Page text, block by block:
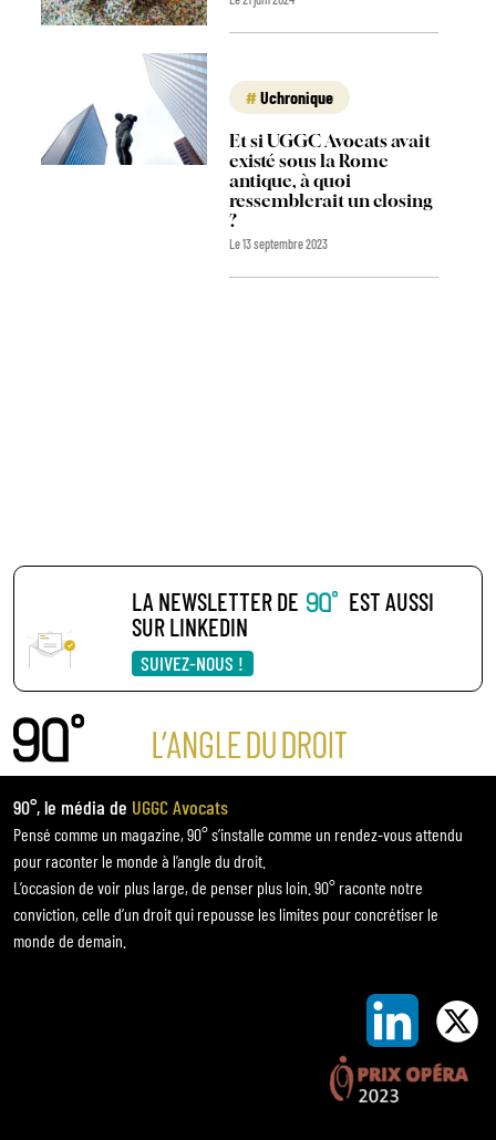
Uchronique
Et si UGGC Avocats avait
existé sous la Rome
antique, à quoi
ressemblerait un closing
?
Le 13 septembre 2023
LA NEWSLETTER DE
EST AUSSI
SUR LINKEDIN
SUIVEZ-NOUS !
90°, le média de UGGC Avocats
Pensé comme un magazine, 90° s’installe comme un rendez-vous attendu
pour raconter le monde à l’angle du droit.
L’occasion de voir plus large, de penser plus loin. 90° raconte notre
conviction, celle d’un droit qui repousse les limites pour concrétiser le
monde de demain.